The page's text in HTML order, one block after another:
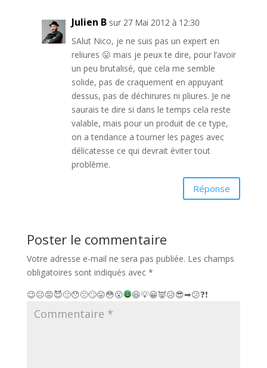
Julien B sur 27 Mai 2012 à 12:30
SAlut Nico, je ne suis pas un expert en
reliures 😛 mais je peux te dire, pour l’avoir
un peu brutalisé, que cela me semble
solide, pas de craquement en appuyant
dessus, pas de déchirures ni pliures. Je ne
saurais te dire si dans le temps cela reste
valable, mais pour un produit de ce type,
on a tendance a tourner les pages avec
délicatesse ce qui devrait éviter tout
problème.
Réponse
Poster le commentaire
Votre adresse e-mail ne sera pas publiée. Les champs
obligatoires sont indiqués avec *
😉😐😡😈🙂😯🙁🙄😛😳😮 😆💡😀👿😥😎➡😕❓❗